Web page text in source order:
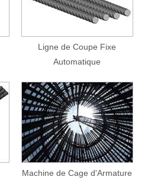
Ligne de Coupe Fixe
Automatique
Machine de Cage d'Armature